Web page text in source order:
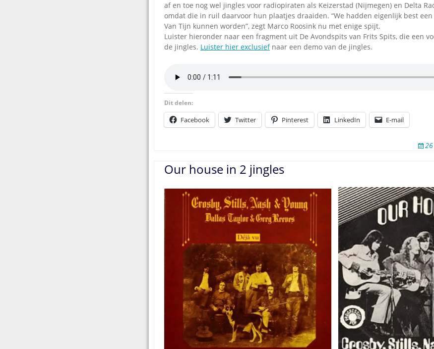
af en toe nog wel jingles voor radiopiraten als Keizerstad (Nijmegen) en Delta
omdat die in ruil daarvoor hun plaatjes draaiden. “We hadden eigenlijk best
Van Tijn kunnen worden”, zegt Marco Roosink nu met enige spijt.
Luister hieronder naar een fragment uit De Avondspits van Frits Spits, die een
de jingles. Luister hier exclusiefnaar een demo van de jingles.
Dit delen:
Facebook Twitter Pinterest LinkedIn E-mail
Our house in 2 jingles